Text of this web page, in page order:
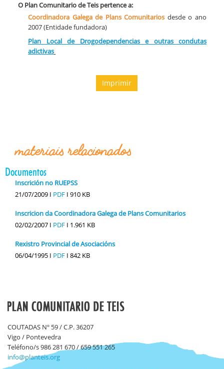
O Plan Comunitario de Teis pertence a:
Coordinadora Galega de Plans Comunitarios desde o ano
2007 (Entidade fundadora)
Plan Local de Drogodependencias e outras condutas
adictivas
Imprimir
materiais relacionados
Documentos
Inscrición no RUEPSS
21/07/2009 I PDF I 910 KB
Inscricion da Coordinadora Galega de Plans Comunitarios
02/02/2007 I PDF I 1.961 KB
Rexistro Provincial de Asociacións
06/04/1995 I PDF I 842 KB
COUTADAS Nº 59 / C.P. 36207
Vigo / Pontevedra
Teléfono/s 986 281 670 / 659 551 265
info@planteis.org